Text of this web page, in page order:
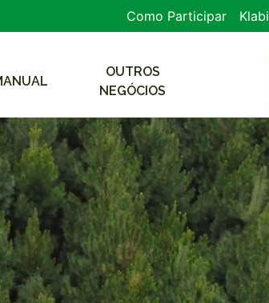
Como Participar
OUTROS
NEGÓCIOS